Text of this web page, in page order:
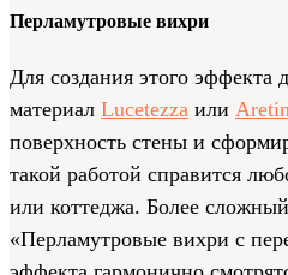
Перламутровые вихри
Для создания этого эффекта
материал Lucetezza или
поверхность стены и
такой работой справится
или коттеджа. Более
«Перламутровые вихри с